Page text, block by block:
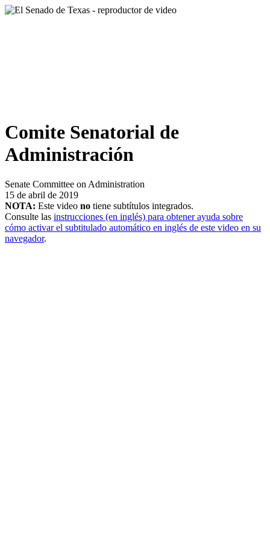
Comite Senatorial de
Administración
Senate Committee on Administration
15 de abril de 2019
NOTA: Este video no tiene subtítulos integrados.
Consulte las instrucciones (en inglés) para obtener ayuda sobre
cómo activar el subtitulado automático en inglés de este video en su
navegador.